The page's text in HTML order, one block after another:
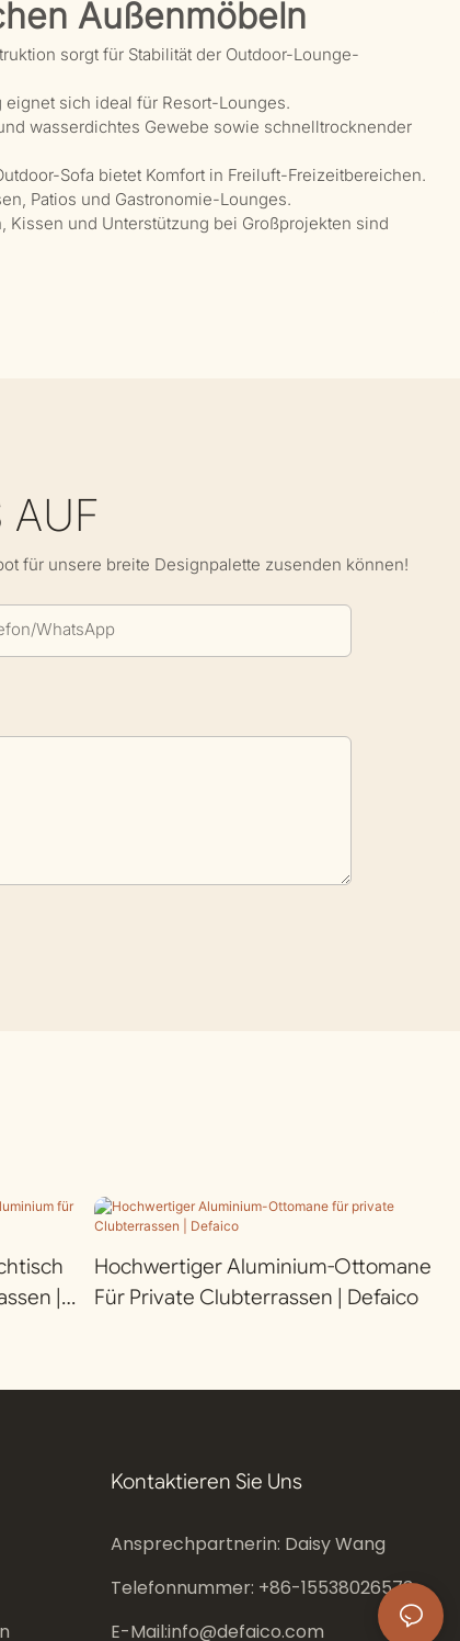
Außenmöbeln
sorgt für Stabilität der Outdoor-Lounge-
sich ideal für Resort-Lounges.
wasserdichtes Gewebe sowie schnelltrocknender
Sofa bietet Komfort in Freiluft-Freizeitbereichen.
Patios und Gastronomie-Lounges.
und Unterstützung bei Großprojekten sind
AUF
für unsere breite Designpalette zusenden können!
WhatsApp
|
Hochwertiger Aluminium-Ottomane
Für Private Clubterrassen | Defaico
Kontaktieren Sie Uns
Ansprechpartnerin: Daisy Wang
Telefonnummer: +86-15538026573
E-Mail:info@defaico.com